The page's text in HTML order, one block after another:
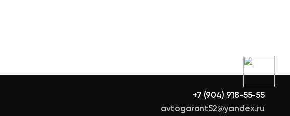
+7 (904) 918-55-55
avtogarant52@yandex.ru